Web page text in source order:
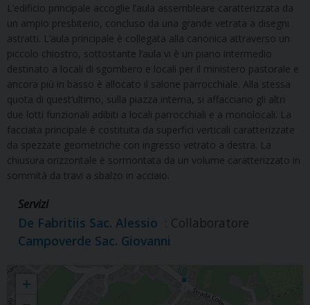
L’edificio principale accoglie l’aula assembleare caratterizzata da
un ampio presbiterio, concluso da una grande vetrata a disegni
astratti. L’aula principale è collegata alla canonica attraverso un
piccolo chiostro, sottostante l’aula vi è un piano intermedio
destinato a locali di sgombero e locali per il ministero pastorale e
ancora più in basso è allocato il salone parrocchiale. Alla stessa
quota di quest’ultimo, sulla piazza interna, si affacciano gli altri
due lotti funzionali adibiti a locali parrocchiali e a monolocali. La
facciata principale è costituita da superfici verticali caratterizzate
da spezzate geometriche con ingresso vetrato a destra. La
chiusura orizzontale è sormontata da un volume caratterizzato in
sommità da travi a sbalzo in acciaio.
Servizi
De Fabritiis Sac. Alessio : Collaboratore
Campoverde Sac. Giovanni
S. GIOVANNI e S. BENEDETTO
+